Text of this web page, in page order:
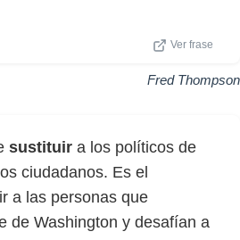
Ver frase
Fred Thompson
sustituir a los políticos de
ciudadanos. Es el
a las personas que
de Washington y desafían a